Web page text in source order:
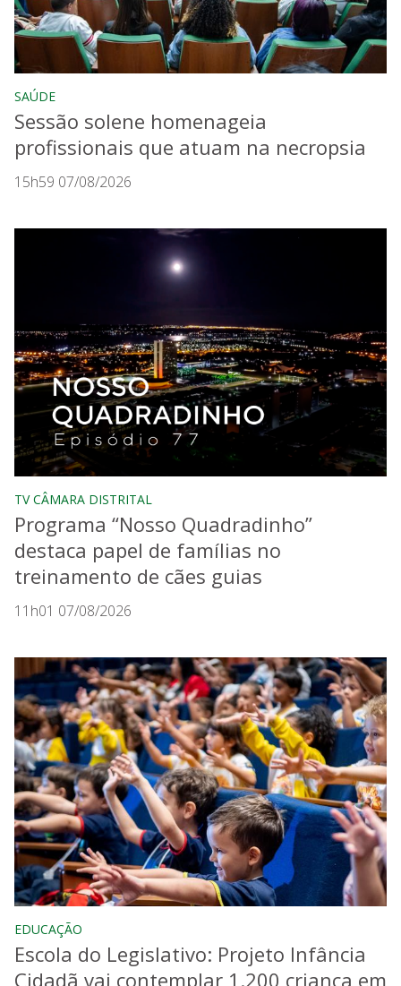
SAÚDE
Sessão solene homenageia
profissionais que atuam na necropsia
15h59 07/08/2026
TV CÂMARA DISTRITAL
Programa “Nosso Quadradinho”
destaca papel de famílias no
treinamento de cães guias
11h01 07/08/2026
EDUCAÇÃO
Escola do Legislativo: Projeto Infância
Cidadã vai contemplar 1.200 criança em